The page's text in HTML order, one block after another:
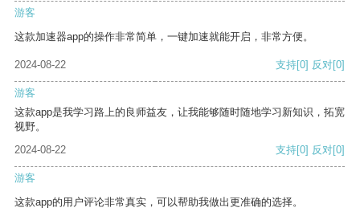
游客
这款加速器app的操作非常简单，一键加速就能开启，非常方便。
2024-08-22 支持[0] 反对[0]
游客
这款app是我学习路上的良师益友，让我能够随时随地学习新知识，拓宽
视野。
2024-08-22
支持[0] 反对[0]
游客
这款app的用户评论非常真实，可以帮助我做出更准确的选择。